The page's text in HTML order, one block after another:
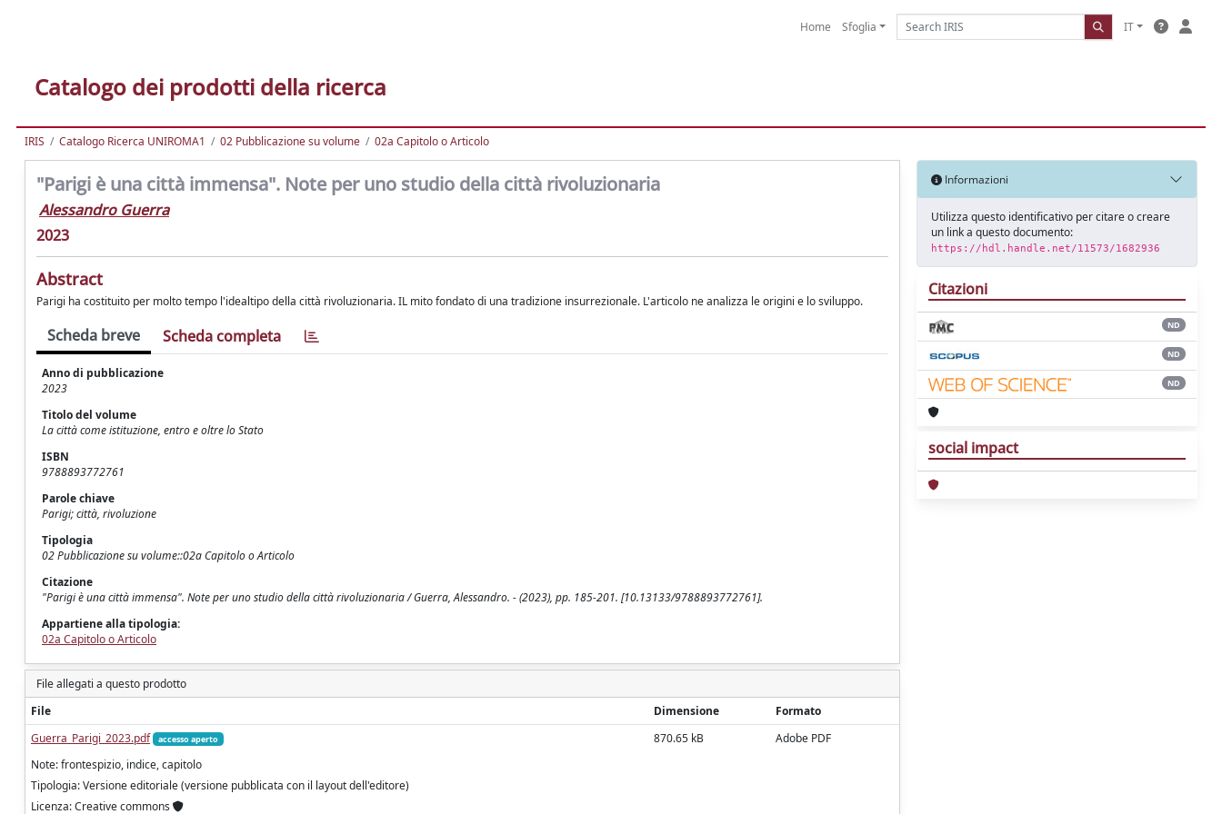
Home Sfoglia IT
Catalogo dei prodotti della ricerca
IRIS Catalogo Ricerca UNIROMA1 02 Pubblicazione su volume 02a Capitolo o Articolo
"Parigi è una città immensa". Note per uno studio della città rivoluzionaria
Alessandro Guerra
2023
Abstract
Parigi ha costituito per molto tempo l'idealtipo della città rivoluzionaria. IL mito fondato di una tradizione insurrezionale. L'articolo ne analizza le origini e lo sviluppo.
Scheda breve Scheda completa
Anno di pubblicazione
2023
Titolo del volume
La città come istituzione, entro e oltre lo Stato
ISBN
9788893772761
Parole chiave
Parigi; città, rivoluzione
Tipologia
02 Pubblicazione su volume::02a Capitolo o Articolo
Citazione
"Parigi è una città immensa". Note per uno studio della città rivoluzionaria / Guerra, Alessandro. - (2023), pp. 185-201. [10.13133/9788893772761].
Appartiene alla tipologia:
02a Capitolo o Articolo
File allegati a questo prodotto
File
Dimensione
Formato
Guerra_Parigi_2023.pdf
accesso aperto
Note: frontespizio, indice, capitolo
Tipologia: Versione editoriale (versione pubblicata con il layout dell'editore)
Licenza: Creative commons
870.65 kB Adobe PDF
Informazioni
Utilizza questo identificativo per citare o creare
un link a questo documento:
https://hdl.handle.net/11573/1682936
Citazioni
ND
ND
ND
social impact